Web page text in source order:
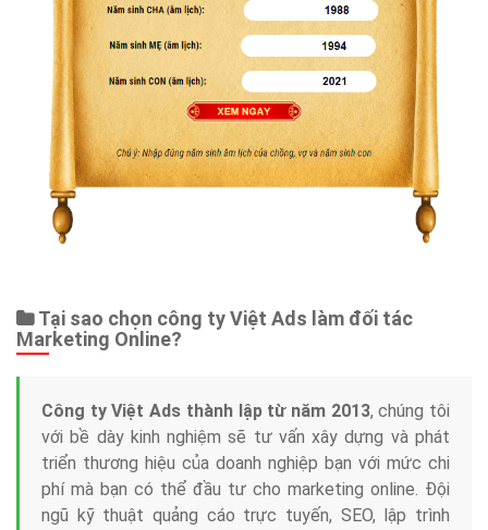
Tại sao chọn công ty Việt Ads làm đối tác
Marketing Online?
Công ty Việt Ads thành lập từ năm 2013, chúng tôi
với bề dày kinh nghiệm sẽ tư vấn xây dựng và phát
triển thương hiệu của doanh nghiệp bạn với mức chi
phí mà bạn có thể đầu tư cho marketing online. Đội
ngũ kỹ thuật quảng cáo trực tuyến, SEO, lập trình